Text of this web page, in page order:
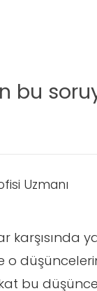
bu
Uzmanı
karşısında
o
bu